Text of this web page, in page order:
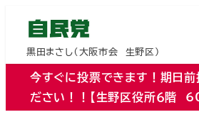
黒田まさし（大阪市会 生野区）
今すぐに投票できます！期日前
ださい！！【生野区役所６階